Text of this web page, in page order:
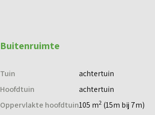
Buitenruimte
Tuin
achtertuin
Hoofdtuin
achtertuin
Oppervlakte hoofdtuin105 m2 (15m bij 7m)